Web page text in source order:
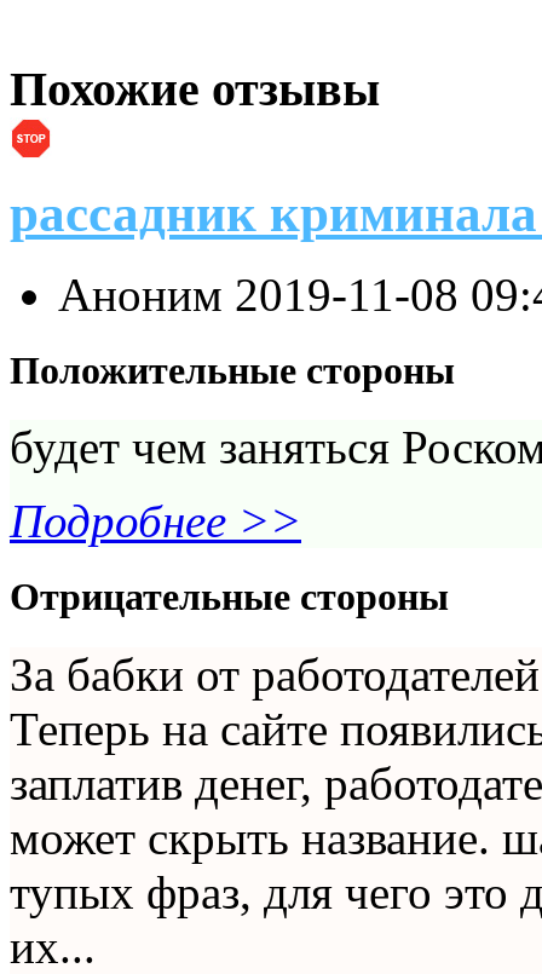
Похожие отзывы
рассадник
Аноним 2019-11-08
Положительные стороны
будет чем заняться
Подробнее >>
Отрицательные стороны
За бабки от
Теперь на сайте
заплатив денег,
может скрыть название.
тупых фраз, для чего это
их...